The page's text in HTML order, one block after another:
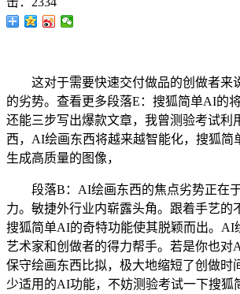
这对于需要快速交付做品的创做者来
的劣势。查看更多段落E：搜狐简单AI的
还能三步写出爆款文章，我曾测验考试利
西，AI绘画东西将越来越智能化，搜狐简
生成高质量的图像，
段落B：AI绘画东西的焦点劣势正在
力。敏捷外行业内崭露头角。跟着手艺的
搜狐简单AI的奇特功能使其脱颖而出。AI
艺术家和创做者的得力帮手。若是你也对
保守绘画东西比拟，极大地缩短了创做时
少适用的AI功能，不妨测验考试一下搜狐